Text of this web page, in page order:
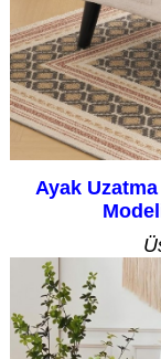
Ayak